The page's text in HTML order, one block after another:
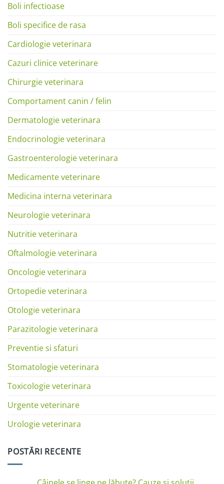
Boli infectioase
Boli specifice de rasa
Cardiologie veterinara
Cazuri clinice veterinare
Chirurgie veterinara
Comportament canin / felin
Dermatologie veterinara
Endocrinologie veterinara
Gastroenterologie veterinara
Medicamente veterinare
Medicina interna veterinara
Neurologie veterinara
Nutritie veterinara
Oftalmologie veterinara
Oncologie veterinara
Ortopedie veterinara
Otologie veterinara
Parazitologie veterinara
Preventie si sfaturi
Stomatologie veterinara
Toxicologie veterinara
Urgente veterinare
Urologie veterinara
POSTĂRI RECENTE